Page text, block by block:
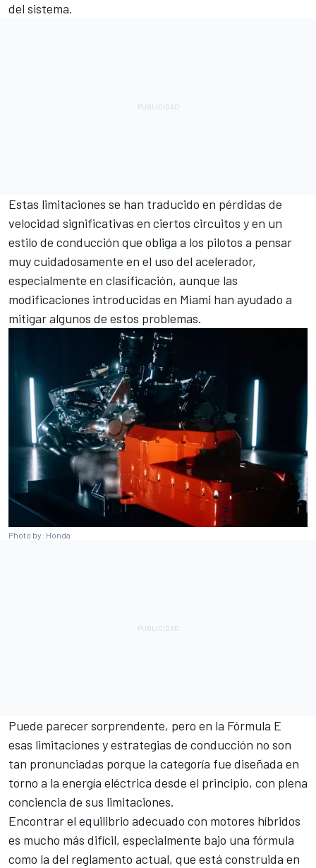
del sistema.
Estas limitaciones se han traducido en pérdidas de
velocidad significativas en ciertos circuitos y en un
estilo de conducción que obliga a los pilotos a pensar
muy cuidadosamente en el uso del acelerador,
especialmente en clasificación, aunque las
modificaciones introducidas en Miami han ayudado a
mitigar algunos de estos problemas.
Photo by: Honda
Puede parecer sorprendente, pero en la Fórmula E
esas limitaciones y estrategias de conducción no son
tan pronunciadas porque la categoría fue diseñada en
torno a la energía eléctrica desde el principio, con plena
conciencia de sus limitaciones.
Encontrar el equilibrio adecuado con motores híbridos
es mucho más difícil, especialmente bajo una fórmula
como la del reglamento actual, que está construida en